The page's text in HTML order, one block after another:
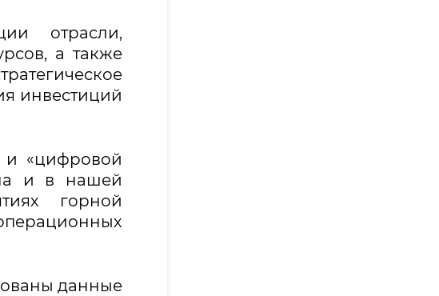
отрасли,
а также
инвестиций
и «цифровой
и в нашей
горной
данные